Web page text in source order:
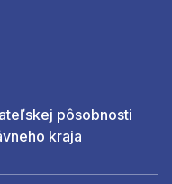
pôsobnosti
kraja